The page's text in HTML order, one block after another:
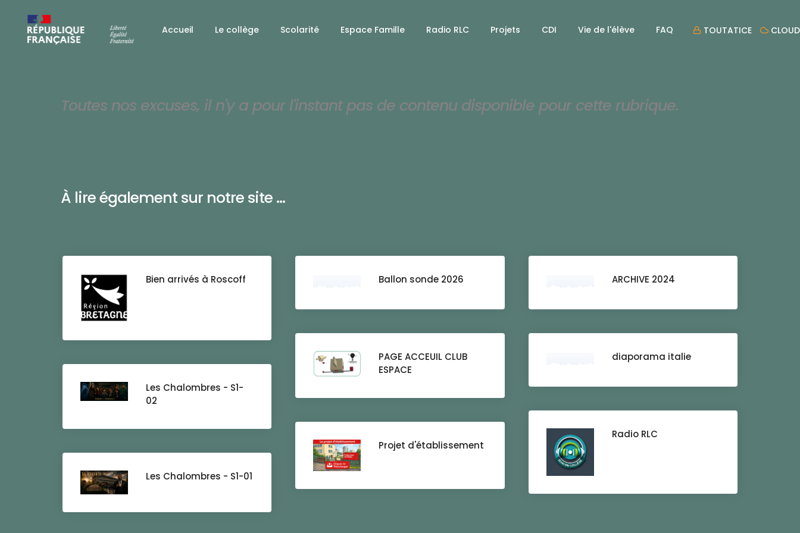
Accueil Le collège Scolarité Espace Famille Radio RLC Projets CDI Vie de l'élève FAQ TOUTATICE CLOUD
Toutes nos excuses, il n'y a pour l'instant pas de contenu disponible pour cette rubrique.
À lire également sur notre site ...
Bien arrivés à Roscoff Ballon sonde 2026 ARCHIVE 2024
PAGE ACCEUIL CLUB
ESPACE
diaporama italie
Les Chalombres - S1-
02
Radio RLC
Projet d'établissement
Les Chalombres - S1-01